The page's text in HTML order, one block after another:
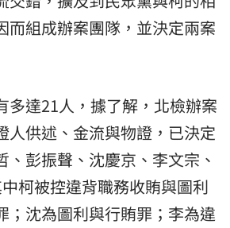
而組成辦案團隊，並決定兩案
多達21人，據了解，北檢辦案
人供述、金流與物證，已決定
、彭振聲、沈慶京、李文宗、
柯被控違背職務收賄與圖利
；沈為圖利與行賄罪；李為違